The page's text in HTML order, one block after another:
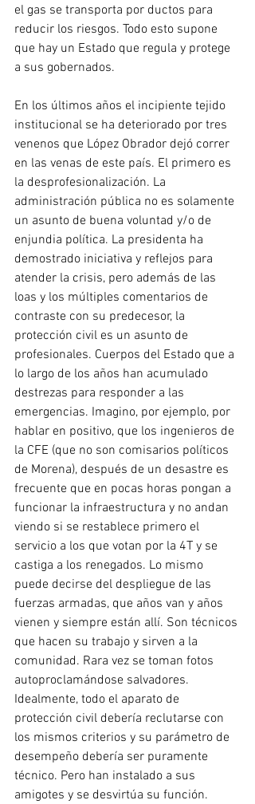
el gas se transporta por ductos para
reducir los riesgos. Todo esto supone
que hay un Estado que regula y protege
a sus gobernados.
En los últimos años el incipiente tejido
institucional se ha deteriorado por tres
venenos que López Obrador dejó correr
en las venas de este país. El primero es
la desprofesionalización. La
administración pública no es solamente
un asunto de buena voluntad y/o de
enjundia política. La presidenta ha
demostrado iniciativa y reflejos para
atender la crisis, pero además de las
loas y los múltiples comentarios de
contraste con su predecesor, la
protección civil es un asunto de
profesionales. Cuerpos del Estado que a
lo largo de los años han acumulado
destrezas para responder a las
emergencias. Imagino, por ejemplo, por
hablar en positivo, que los ingenieros de
la CFE (que no son comisarios políticos
de Morena), después de un desastre es
frecuente que en pocas horas pongan a
funcionar la infraestructura y no andan
viendo si se restablece primero el
servicio a los que votan por la 4T y se
castiga a los renegados. Lo mismo
puede decirse del despliegue de las
fuerzas armadas, que años van y años
vienen y siempre están allí. Son técnicos
que hacen su trabajo y sirven a la
comunidad. Rara vez se toman fotos
autoproclamándose salvadores.
Idealmente, todo el aparato de
protección civil debería reclutarse con
los mismos criterios y su parámetro de
desempeño debería ser puramente
técnico. Pero han instalado a sus
amigotes y se desvirtúa su función.